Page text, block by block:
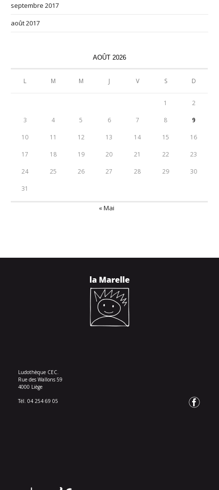
septembre 2017
août 2017
AOÛT 2026
L M M J V S D
1 2
3 4 5 6 7 8 9
10 11 12 13 14 15 16
17 18 19 20 21 22 23
24 25 26 27 28 29 30
31
« Mai
Ludothèque CEC.
Rue des Wallons 59
4000 Liège
Tél. 04 254 69 05